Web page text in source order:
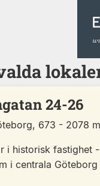
24-26
673 - 2078 m
i historisk fastighet -
i centrala Göteborg